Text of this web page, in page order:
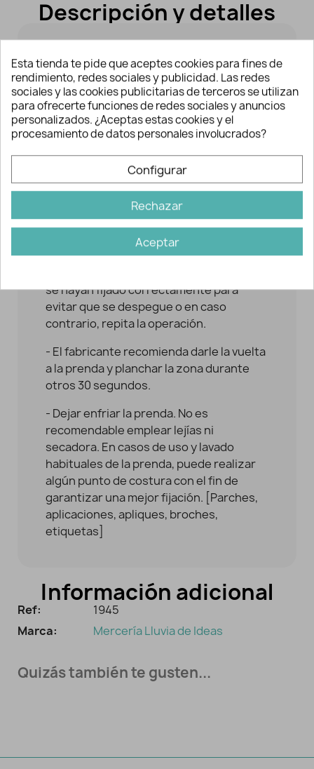
Descripción y detalles
PARA SU COLOCACIÓN:
- Aplicar la plancha caliente al máximo de
temperatura que permita el tejido o
prenda a customizar / arreglar.
interponer un trapo de algodón sobre el
parche para evitar mancharlo o
- Ejerza presión alrededor de unos 30
se hayan fijado correctamente para
evitar que se despegue o en caso
contrario, repita la operación.
- El fabricante recomienda darle la vuelta
a la prenda y planchar la zona durante
otros 30 segundos.
- Dejar enfriar la prenda. No es
recomendable emplear lejías ni
secadora. En casos de uso y lavado
habituales de la prenda, puede realizar
algún punto de costura con el fin de
garantizar una mejor fijación. [Parches,
aplicaciones, apliques, broches,
etiquetas]
Información adicional
Ref:
1945
Marca:
Mercería Lluvia de Ideas
Quizás también te gusten...
Esta tienda te pide que aceptes cookies para fines de
rendimiento, redes sociales y publicidad. Las redes
sociales y las cookies publicitarias de terceros se utilizan
para ofrecerte funciones de redes sociales y anuncios
personalizados. ¿Aceptas estas cookies y el
procesamiento de datos personales involucrados?
Configurar
Rechazar
Aceptar